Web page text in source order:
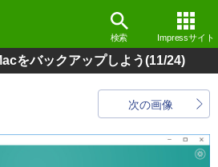
検索 Impressサイト
をバックアップしよう(11/24)
次の画像